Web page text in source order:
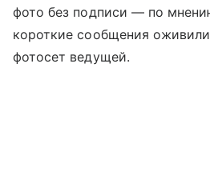
фото без подписи — по
короткие сообщения
фотосет ведущей.